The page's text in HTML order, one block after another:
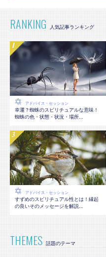
RANKING
アドバイス・セッション
幸運？蜘蛛のスピリチュアルな意味！
蜘蛛の色・状態・状況・場所...
アドバイス・セッション
すずめのスピリチュアル性とは！縁起
の良いそのメッセージを解説...
THEMES 話題のテーマ